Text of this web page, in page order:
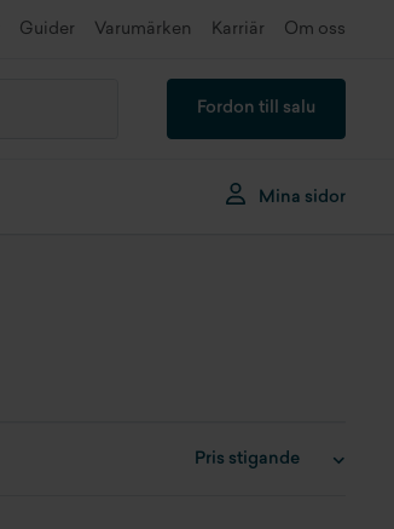
Guider Varumärken Karriär Om oss
Fordon till salu
Mina sidor